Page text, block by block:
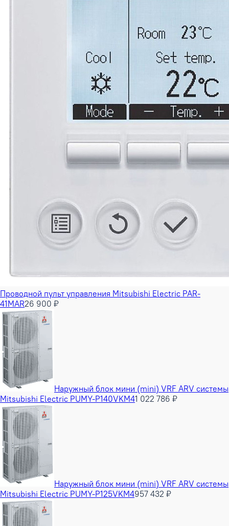
Проводной пульт управления Mitsubishi Electric PAR-
41MAR26 900 ₽
Наружный блок мини (mini) VRF ARV системы
Mitsubishi Electric PUMY-P140VKM41 022 786 ₽
Наружный блок мини (mini) VRF ARV системы
Mitsubishi Electric PUMY-P125VKM4957 432 ₽